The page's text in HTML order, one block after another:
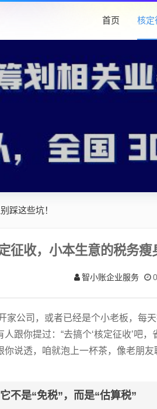
首页 核定
踩这些坑！
征收，小本生意的税务瘦
智小账企业服务
家公司，或者已经是个小老板，每天
跟你提过：“去搞个‘核定征收’吧
说透，咱就泡上一杯茶，像老朋友
不是“免税”，而是“估算税”